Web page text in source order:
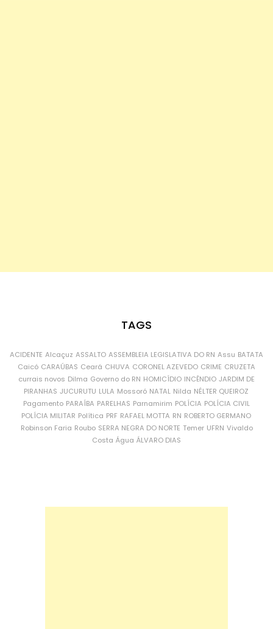
TAGS
ACIDENTE Alcaçuz ASSALTO ASSEMBLEIA LEGISLATIVA DO RN Assu BATATA
Caicó CARAÚBAS Ceará CHUVA CORONEL AZEVEDO CRIME CRUZETA
currais novos Dilma Governo do RN HOMICÍDIO INCÊNDIO JARDIM DE
PIRANHAS JUCURUTU LULA Mossoró NATAL Nilda NÉLTER QUEIROZ
Pagamento PARAÍBA PARELHAS Parnamirim POLÍCIA POLÍCIA CIVIL
POLÍCIA MILITAR Política PRF RAFAEL MOTTA RN ROBERTO GERMANO
Robinson Faria Roubo SERRA NEGRA DO NORTE Temer UFRN Vivaldo
Costa Água ÁLVARO DIAS